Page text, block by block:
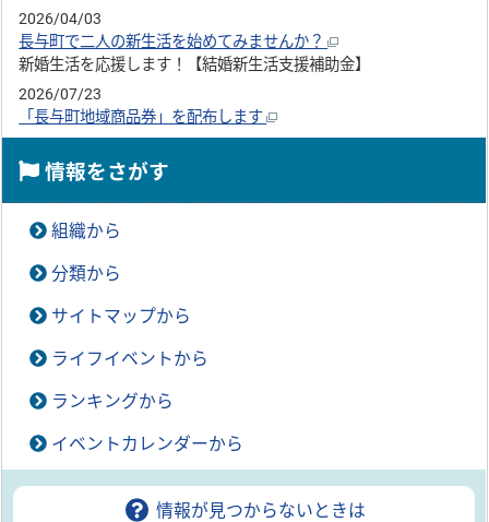
2026/04/03
長与町で二人の新生活を始めてみませんか？
新婚生活を応援します！【結婚新生活支援補助金】
2026/07/23
「長与町地域商品券」を配布します
情報をさがす
組織から
分類から
サイトマップから
ライフイベントから
ランキングから
イベントカレンダーから
情報が見つからないときは